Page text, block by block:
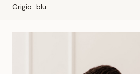
Grigio-blu.